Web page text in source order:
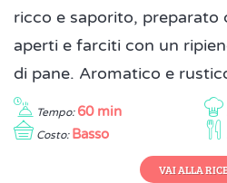
ricco e saporito, preparato
aperti e farciti con un
di pane. Aromatico e
Tempo: 60 min
Costo: Basso
VAI ALLA